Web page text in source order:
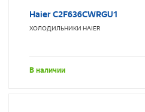
Haier C2F636CWRGU1
ХОЛОДИЛЬНИКИ HAIER
В наличии